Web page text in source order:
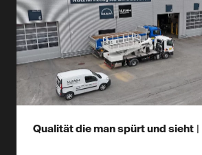
Qualität die man spürt und sieht